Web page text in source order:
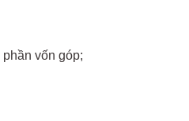
vốn góp;